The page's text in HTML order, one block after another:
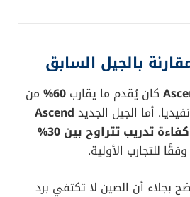
إنفيديا: خسائر
gizmochina، فإن دخول
قد يُكلف إنفيدياخسائر
لاعتمادها الكبير على السوق